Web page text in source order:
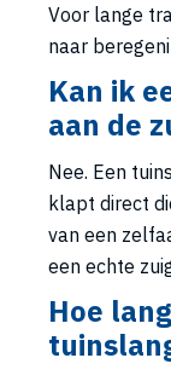
Voor lange
naar
Kan ik
aan de
Nee. Een
klapt direct
van een
een echte
Hoe